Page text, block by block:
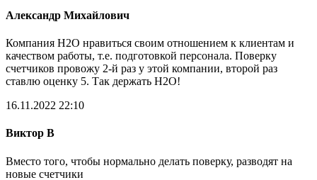
Александр Михайлович
Компания Н2О нравиться своим отношением к клиентам и
качеством работы, т.е. подготовкой персонала. Поверку
счетчиков провожу 2-й раз у этой компании, второй раз
ставлю оценку 5. Так держать Н2О!
16.11.2022 22:10
Виктор В
Вместо того, чтобы нормально делать поверку, разводят на
новые счетчики